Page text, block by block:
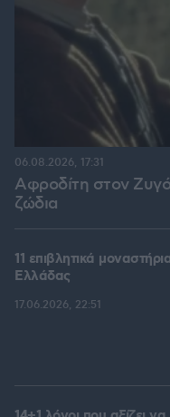
Αφροδίτη στον
ζώδια
06.08.2026, 17:31
11 επιβλητικά
Ελλάδας
17.06.2026, 22:51